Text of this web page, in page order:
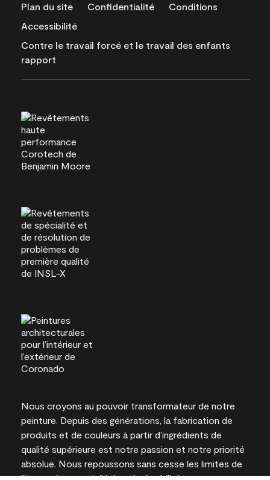
Plan du site Confidentialité
Conditions
Accessibilité
Contre le travail forcé et le travail des enfants
rapport
Nous croyons au pouvoir transformateur de notre
peinture. Depuis des générations, la fabrication de
produits et de couleurs à partir d’ingrédients de
qualité supérieure est notre passion et notre priorité
absolue. Nous repoussons sans cesse les limites de